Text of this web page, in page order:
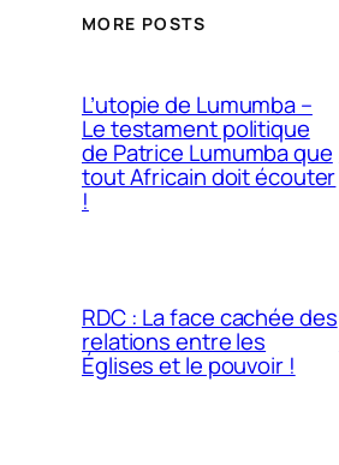
MORE POSTS
L’utopie de Lumumba –
Le testament politique
de Patrice Lumumba que
tout Africain doit écouter
!
RDC : La face cachée des
relations entre les
Églises et le pouvoir !